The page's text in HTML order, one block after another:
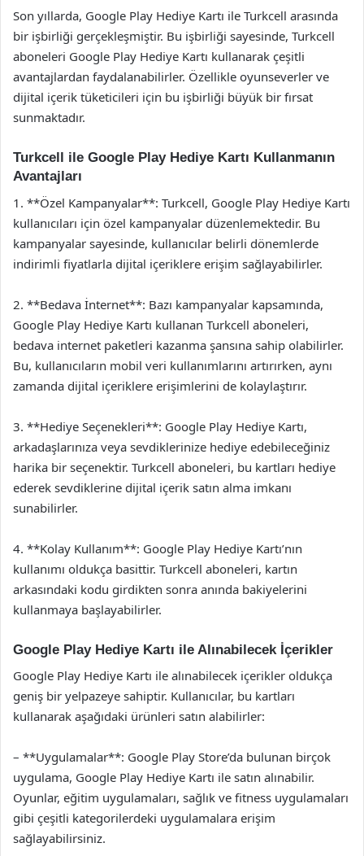
Son yıllarda, Google Play Hediye Kartı ile Turkcell arasında
bir işbirliği gerçekleşmiştir. Bu işbirliği sayesinde, Turkcell
aboneleri Google Play Hediye Kartı kullanarak çeşitli
avantajlardan faydalanabilirler. Özellikle oyunseverler ve
dijital içerik tüketicileri için bu işbirliği büyük bir fırsat
sunmaktadır.
Turkcell ile Google Play Hediye Kartı Kullanmanın
Avantajları
1. **Özel Kampanyalar**: Turkcell, Google Play Hediye Kartı
kullanıcıları için özel kampanyalar düzenlemektedir. Bu
kampanyalar sayesinde, kullanıcılar belirli dönemlerde
indirimli fiyatlarla dijital içeriklere erişim sağlayabilirler.
2. **Bedava İnternet**: Bazı kampanyalar kapsamında,
Google Play Hediye Kartı kullanan Turkcell aboneleri,
bedava internet paketleri kazanma şansına sahip olabilirler.
Bu, kullanıcıların mobil veri kullanımlarını artırırken, aynı
zamanda dijital içeriklere erişimlerini de kolaylaştırır.
3. **Hediye Seçenekleri**: Google Play Hediye Kartı,
arkadaşlarınıza veya sevdiklerinize hediye edebileceğiniz
harika bir seçenektir. Turkcell aboneleri, bu kartları hediye
ederek sevdiklerine dijital içerik satın alma imkanı
sunabilirler.
4. **Kolay Kullanım**: Google Play Hediye Kartı’nın
kullanımı oldukça basittir. Turkcell aboneleri, kartın
arkasındaki kodu girdikten sonra anında bakiyelerini
kullanmaya başlayabilirler.
Google Play Hediye Kartı ile Alınabilecek İçerikler
Google Play Hediye Kartı ile alınabilecek içerikler oldukça
geniş bir yelpazeye sahiptir. Kullanıcılar, bu kartları
kullanarak aşağıdaki ürünleri satın alabilirler:
– **Uygulamalar**: Google Play Store’da bulunan birçok
uygulama, Google Play Hediye Kartı ile satın alınabilir.
Oyunlar, eğitim uygulamaları, sağlık ve fitness uygulamaları
gibi çeşitli kategorilerdeki uygulamalara erişim
sağlayabilirsiniz.